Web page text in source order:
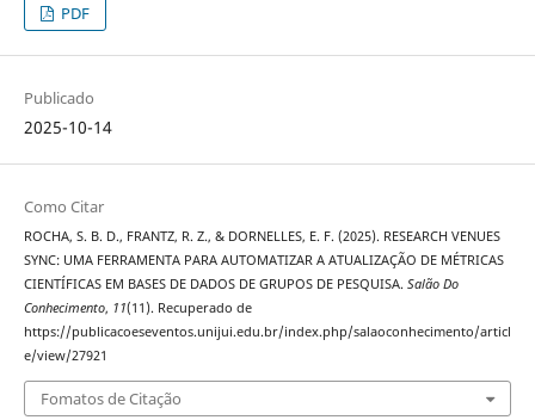
PDF
Publicado
2025-10-14
Como Citar
ROCHA, S. B. D., FRANTZ, R. Z., & DORNELLES, E. F. (2025). RESEARCH VENUES
SYNC: UMA FERRAMENTA PARA AUTOMATIZAR A ATUALIZAÇÃO DE MÉTRICAS
CIENTÍFICAS EM BASES DE DADOS DE GRUPOS DE PESQUISA. Salão Do
Conhecimento, 11(11). Recuperado de
https://publicacoeseventos.unijui.edu.br/index.php/salaoconhecimento/articl
e/view/27921
Fomatos de Citação